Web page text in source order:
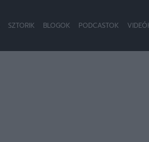
SZTORIK BLOGOK PODCASTOK